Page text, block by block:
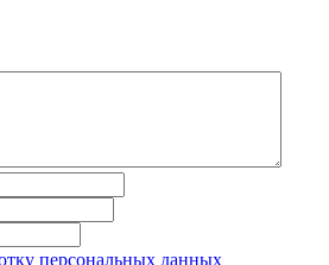
персональных данных